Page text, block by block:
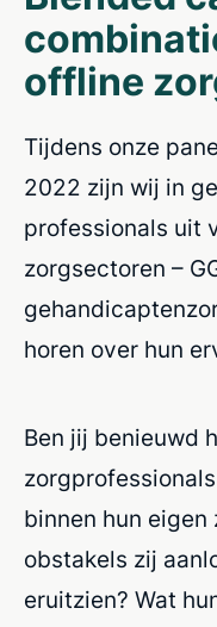
offline
Tijdens onze
2022 zijn wij in
professionals uit
zorgsectoren –
horen over hun
Ben jij benieuwd
binnen hun eigen
obstakels zij
eruitzien? Wat